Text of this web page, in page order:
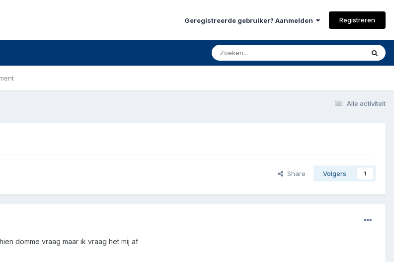
Geregistreerde gebruiker? Aanmelden Registreren
Alle activiteit
Share Volgers 1
domme vraag maar ik vraag het mij af